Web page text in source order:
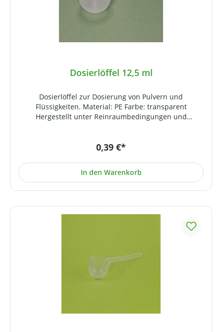
Dosierlöffel 12,5 ml
Dosierlöffel zur Dosierung von Pulvern und
Flüssigkeiten. Material: PE Farbe: transparent
Hergestellt unter Reinraumbedingungen und
0,39 €*
In den Warenkorb